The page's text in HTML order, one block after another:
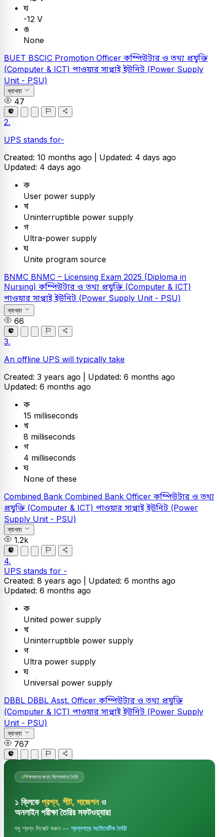
ঘ
-12 V
ঙ
None
BUET BSCIC Promotion Officer কম্পিউটার ও তথ্য প্রযুক্তি
(Computer & ICT) পাওয়ার সাপ্লাই ইউনিট (Power Supply
Unit - PSU)
ব্যাখ্যা
47
2.
UPS stands for-
Created: 10 months ago | Updated: 4 days ago
Updated: 4 days ago
ক
User power supply
খ
Uninterruptible power supply
গ
Ultra-power supply
ঘ
Unite program source
BNMC BNMC – Licensing Exam 2025 (Diploma in
Nursing) কম্পিউটার ও তথ্য প্রযুক্তি (Computer & ICT)
পাওয়ার সাপ্লাই ইউনিট (Power Supply Unit - PSU)
ব্যাখ্যা
66
3.
An offline UPS will typically take
Created: 3 years ago | Updated: 6 months ago
Updated: 6 months ago
ক
15 milliseconds
খ
8 milliseconds
গ
4 milliseconds
ঘ
None of these
Combined Bank Combined Bank Officer কম্পিউটার ও তথ্য
প্রযুক্তি (Computer & ICT) পাওয়ার সাপ্লাই ইউনিট (Power
Supply Unit - PSU)
ব্যাখ্যা
1.2k
4.
UPS stands for -
Created: 8 years ago | Updated: 6 months ago
Updated: 6 months ago
ক
United power supply
খ
Uninterruptible power supply
গ
Ultra power supply
ঘ
Universal power supply
DBBL DBBL Asst. Officer কম্পিউটার ও তথ্য প্রযুক্তি
(Computer & ICT) পাওয়ার সাপ্লাই ইউনিট (Power Supply
Unit - PSU)
ব্যাখ্যা
767
শিক্ষকদের জন্য বিশেষভাবে তৈরি
১ ক্লিকে প্রশ্ন, শীট, সাজেশনও
অনলাইন পরীক্ষা তৈরির সফটওয়্যার!
শুধু প্রশ্ন সিলেক্ট করুন — প্রশ্নপত্র অটোমেটিক তৈরি!